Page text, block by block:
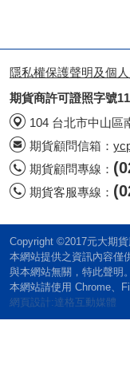
隱私權保護聲明及個
期貨商許可證照字號
104 台北市中山區
期貨顧問信箱：
期貨顧問專線：
期貨客服專線：
Copyright ©2017元大期貨
本網站提供之資訊內容僅
與本網站無關，特此聲明
本網站請使用 Chrome、
網頁設計:達格互動媒體